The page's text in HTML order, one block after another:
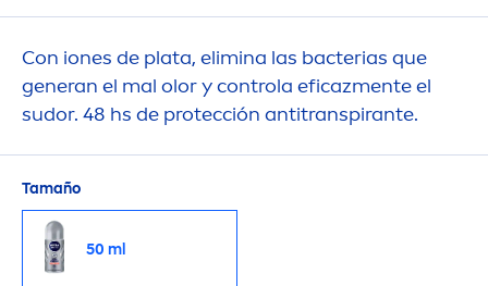
Con iones de plata, elimina las bacterias que
generan el mal olor y controla eficazmente el
sudor. 48 hs de protección antitranspirante.
Tamaño
50 ml